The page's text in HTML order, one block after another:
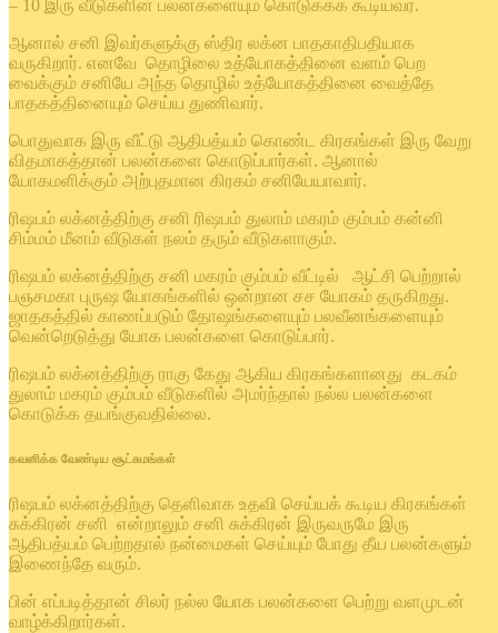
– 10 இரு வீடுகளின் பலன்களையும் கொடுக்கக் கூடியவர்.
ஆனால் சனி இவர்களுக்கு ஸ்திர லக்ன பாதகாதிபதியாக
வருகிறார். எனவே தொழிலை உத்யோகத்தினை வளம் பெற
வைக்கும் சனியே அந்த தொழில் உத்யோகத்தினை வைத்தே
பாதகத்தினையும் செய்ய துணிவார்.
பொதுவாக இரு வீட்டு ஆதிபத்யம் கொண்ட கிரகங்கள் இரு வேறு
விதமாகத்தான் பலன்களை கொடுப்பார்கள். ஆனால்
யோகமளிக்கும் அற்புதமான கிரகம் சனியேயாவார்.
ரிஷபம் லக்னத்திற்கு சனி ரிஷபம் துலாம் மகரம் கும்பம் கன்னி
சிம்மம் மீனம் வீடுகள் நலம் தரும் வீடுகளாகும்.
ரிஷபம் லக்னத்திற்கு சனி மகரம் கும்பம் வீட்டில் ஆட்சி பெற்றால்
பஞசமகா புருஷ யோகங்களில் ஒன்றான சச யோகம் தருகிறது.
ஜாதகத்தில் காணப்படும் தோஷங்களையும் பலவீனங்களையும்
வென்றெடுத்து யோக பலன்களை கொடுப்பார்.
ரிஷபம் லக்னத்திற்கு ராகு கேது ஆகிய கிரகங்களானது கடகம்
துலாம் மகரம் கும்பம் வீடுகளில் அமர்ந்தால் நல்ல பலன்களை
கொடுக்க தயங்குவதில்லை.
கவனிக்க வேண்டிய சூட்சுமங்கள்
ரிஷபம் லக்னத்திற்கு தெளிவாக உதவி செய்யக் கூடிய கிரகங்கள்
சுக்கிரன் சனி என்றாலும் சனி சுக்கிரன் இருவருமே இரு
ஆதிபத்யம் பெற்றதால் நன்மைகள் செய்யும் போது தீய பலன்களும்
இணைந்தே வரும்.
பின் எப்படித்தான் சிலர் நல்ல யோக பலன்களை பெற்று வளமுடன்
வாழ்க்கிறார்கள்.